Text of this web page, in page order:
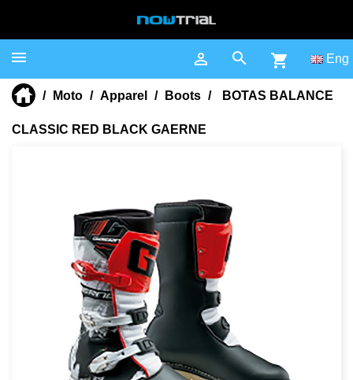
 Eng
shopping_cart


Moto Apparel Boots BOTAS BALANCE
CLASSIC RED BLACK GAERNE